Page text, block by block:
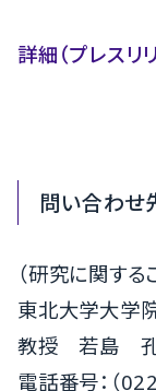
詳細（プレスリ
問い合わせ
（研究に関する
東北大学大学
教授 若島 孔
電話番号：（